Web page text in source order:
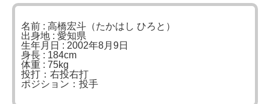
名前 : 高橋宏斗（たかはし ひろと）
出身地 : 愛知県
生年月日 : 2002年8月9日
身長 : 184cm
体重 : 75kg
投打：右投右打
ポジション：投手